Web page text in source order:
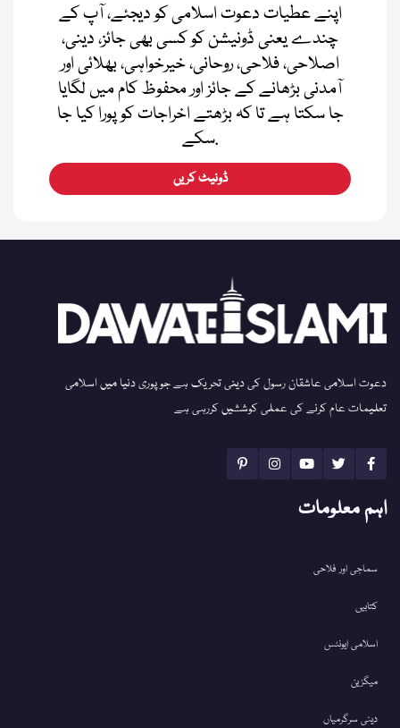
اپنے عطیات دعوت اسلامی کو دیجئے، آپ کے
چندے یعنی ڈونیشن کو کسی بھی جائز، دینی،
اصلاحی، فلاحی، روحانی، خیرخواہی، بھلائی اور
آمدنی بڑھانے کے جائز اور محفوظ کام میں لگایا
جا سکتا ہے تا کہ بڑھتے اخراجات کو پورا کیا جا
سکے.
ڈونیٹ کریں
دعوت اسلامی عاشقان رسول کی دینی تحریک ہے جو پوری دنیا میں اسلامی
تعلیمات عام کرنے کی عملی کوششیں کررہی ہے
اہم معلومات
سماجی اور فلاحی
کتابیں
اسلامی ایونٹس
میگزین
دینی سرگرمیاں